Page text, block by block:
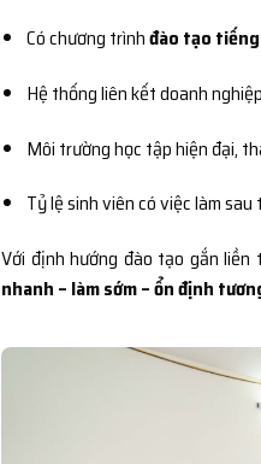
Có chương trìnhđào tạo
Hệ thống liên kết doanh
Môi trường học tập hiện đại,
Tỷ lệ sinh viên có việc làm
Với định hướng đào tạo gắn liền
nhanh – làm sớm – ổn định